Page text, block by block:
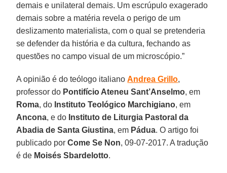
demais e unilateral demais. Um escrúpulo exagerado
demais sobre a matéria revela o perigo de um
deslizamento materialista, com o qual se pretenderia
se defender da história e da cultura, fechando as
questões no campo visual de um microscópio.”
A opinião é do teólogo italianoAndrea Grillo,
professor do Pontifício Ateneu Sant’Anselmo, em
Roma, do Instituto Teológico Marchigiano, em
Ancona, e do Instituto de Liturgia Pastoral da
Abadia de Santa Giustina, em Pádua. O artigo foi
publicado porCome Se Non, 09-07-2017. A tradução
é de Moisés Sbardelotto.